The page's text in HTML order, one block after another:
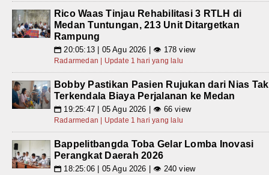
Rico Waas Tinjau Rehabilitasi 3 RTLH di
Medan Tuntungan, 213 Unit Ditargetkan
Rampung
📅 20:05:13 | 05 Agu 2026 | 👁 178 view
Radarmedan | Update 1 hari yang lalu
Bobby Pastikan Pasien Rujukan dari Nias Tak
Terkendala Biaya Perjalanan ke Medan
📅 19:25:47 | 05 Agu 2026 | 👁 66 view
Radarmedan | Update 1 hari yang lalu
Bappelitbangda Toba Gelar Lomba Inovasi
Perangkat Daerah 2026
📅 18:25:06 | 05 Agu 2026 | 👁 240 view